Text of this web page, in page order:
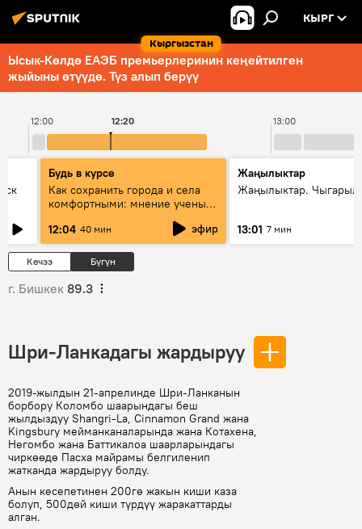
Кыргызстан
КЫРГ
Ысык-Көлдө ЕАЭБ премьерлеринин кеңейтилген
жыйыны өтүүдө. Түз алып берүү
12:00 13:00
12:20
Будь в курсе
Как сохранить города и села
комфортными: мнение ученых
12:04 40 мин эфир
Жаңылыктар
Жаңылыктар.
13:01 7 мин
Кечээ Бүгүн
г. Бишкек 89.3
Шри-Ланкадагы жардыруу
2019-жылдын 21-апрелинде Шри-Ланканын
борбору Коломбо шаарындагы беш
жылдыздуу Shangri-La, Cinnamon Grand жана
Kingsbury мейманканаларында жана Котахена,
Негомбо жана Баттикалоа шаарларындагы
чиркөөдө Пасха майрамы белгиленип
жатканда жардыруу болду.
Анын кесепетинен 200гө жакын киши каза
болуп, 500дөй киши түрдүү жаракаттарды
алган.